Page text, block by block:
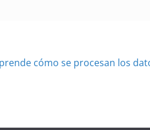
cómo se procesan los